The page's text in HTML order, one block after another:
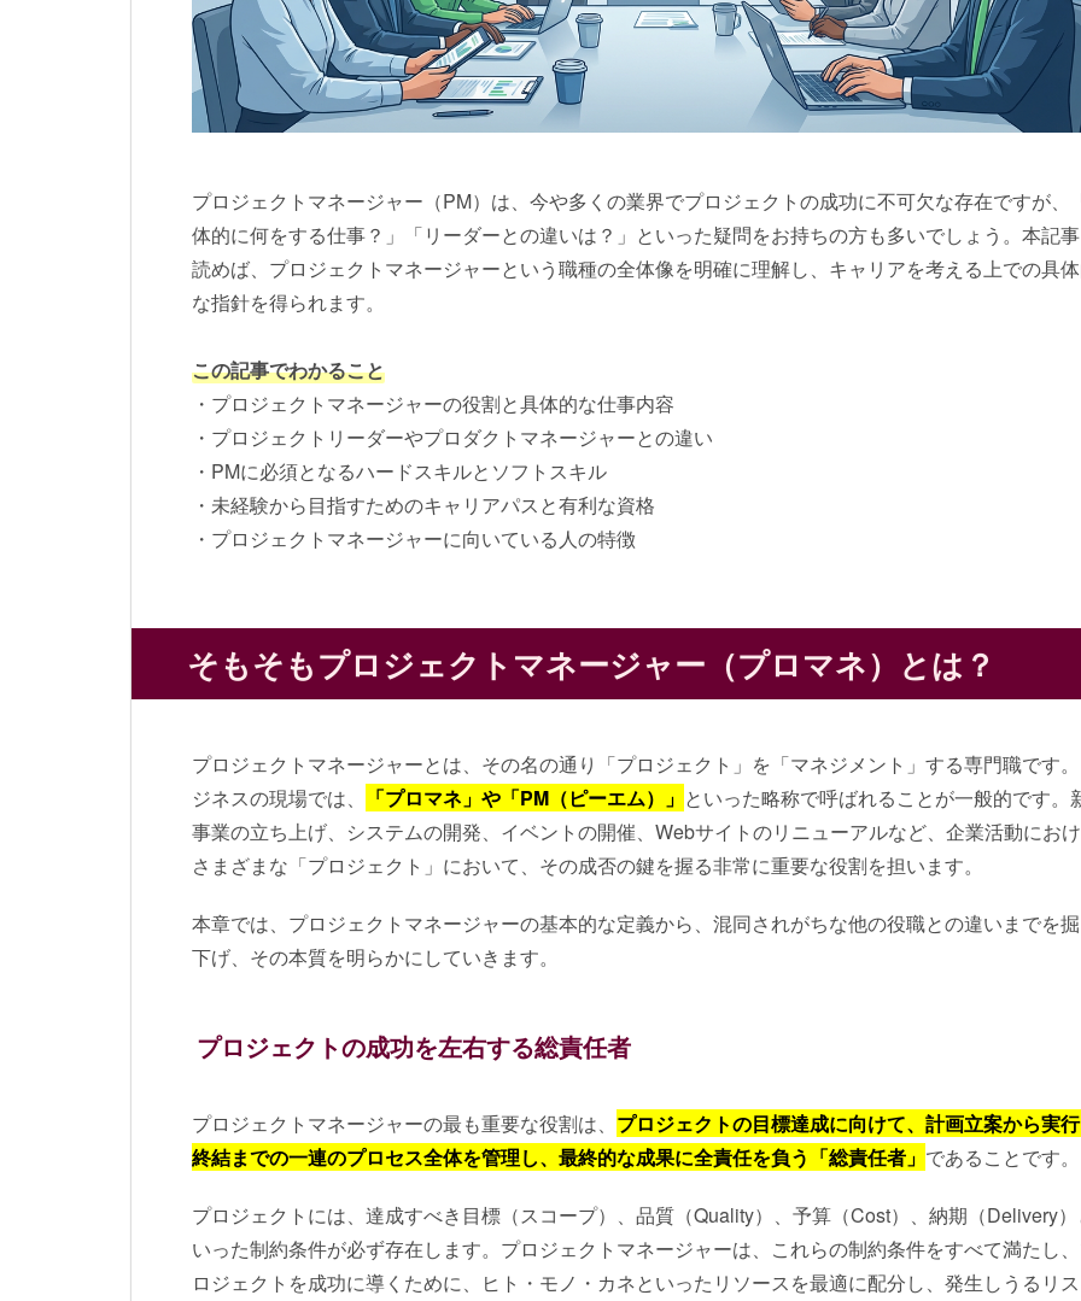
プロジェクトマネージャー（PM）は、今や多くの業界でプロジェクトの成功に不可欠な存在ですが、
体的に何をする仕事？」「リーダーとの違いは？」といった疑問をお持ちの方も多いでしょう。本記
読めば、プロジェクトマネージャーという職種の全体像を明確に理解し、キャリアを考える上での具
な指針を得られます。
この記事でわかること
・プロジェクトマネージャーの役割と具体的な仕事内容
・プロジェクトリーダーやプロダクトマネージャーとの違い
・PMに必須となるハードスキルとソフトスキル
・未経験から目指すためのキャリアパスと有利な資格
・プロジェクトマネージャーに向いている人の特徴
そもそもプロジェクトマネージャー（プロマネ）とは？
プロジェクトマネージャーとは、その名の通り「プロジェクト」を「マネジメント」する専門職です
ジネスの現場では、
「プロマネ」や「PM（ピーエム）」 といった略称で呼ばれることが一般的です。
事業の立ち上げ、システムの開発、イベントの開催、Webサイトのリニューアルなど、企業活動にお
さまざまな「プロジェクト」において、その成否の鍵を握る非常に重要な役割を担います。
本章では、プロジェクトマネージャーの基本的な定義から、混同されがちな他の役職との違いまでを掘
下げ、その本質を明らかにしていきます。
プロジェクトの成功を左右する総責任者
プロジェクトマネージャーの最も重要な役割は、 プロジェクトの目標達成に向けて、計画立案から実行
終結までの一連のプロセス全体を管理し、最終的な成果に全責任を負う「総責任者」 であることです。
プロジェクトには、達成すべき目標（スコープ）、品質（Quality）、予算（Cost）、納期（Delivery）
いった制約条件が必ず存在します。プロジェクトマネージャーは、これらの制約条件をすべて満たし
ロジェクトを成功に導くために、ヒト・モノ・カネといったリソースを最適に配分し、発生しうるリ